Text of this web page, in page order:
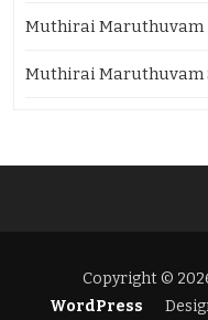
Muthirai Maruthuvam
Muthirai Maruthuvam
Copyright ©
WordPress